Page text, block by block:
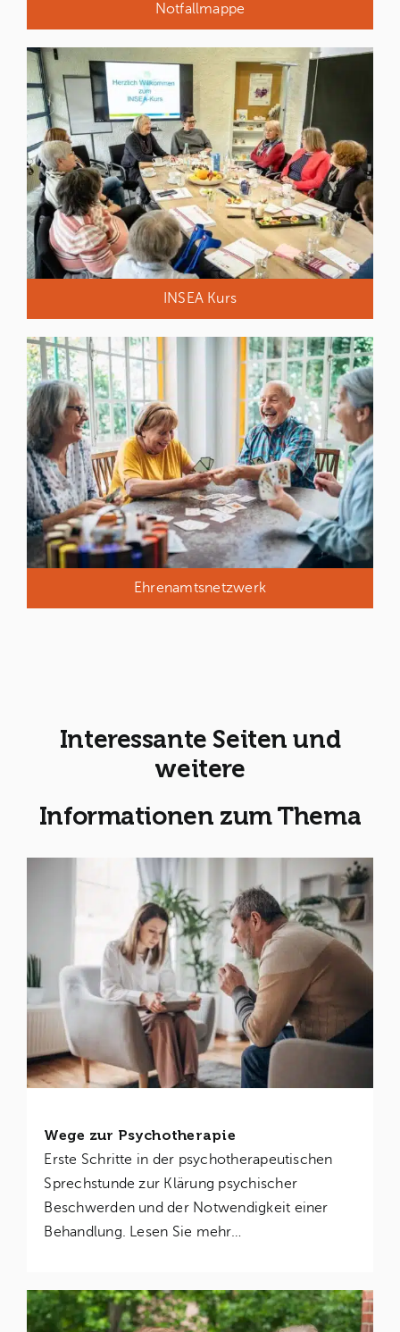
Notfallmappe
INSEA Kurs
Ehrenamtsnetzwerk
Interessante Seiten und
weitere
Informationen zum Thema
Wege zur Psychotherapie
Erste Schritte in der psychotherapeutischen
Sprechstunde zur Klärung psychischer
Beschwerden und der Notwendigkeit einer
Behandlung. Lesen Sie mehr…